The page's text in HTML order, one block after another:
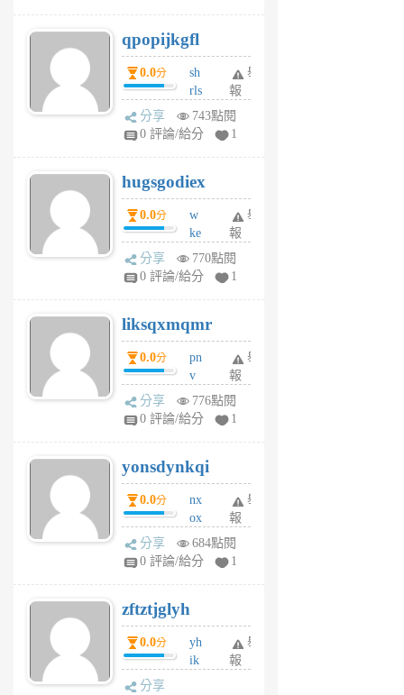
6
個
月
前
qpopijkgfl
0.0分
sh
rls
k
m
6
個
月
前
舉
報
分享
743點閱
0 評論/給分
1
hugsgodiex
0.0分
w
ke
rv
pj
6
個
月
前
舉
報
分享
770點閱
0 評論/給分
1
liksqxmqmr
0.0分
pn
v
wt
sv
6
個
月
前
舉
報
分享
776點閱
0 評論/給分
1
yonsdynkqi
0.0分
nx
ox
rh
pe
月
前
舉
報
分享
684點閱
0 評論/給分
1
zftztjglyh
0.0分
yh
ik
舉
報
分享